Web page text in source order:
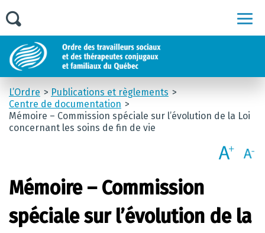
L’Ordre
Publications et règlements
Centre de documentation
Mémoire – Commission spéciale sur l’évolution de la Loi
concernant les soins de fin de vie
Mémoire – Commission
spéciale sur l’évolution de la